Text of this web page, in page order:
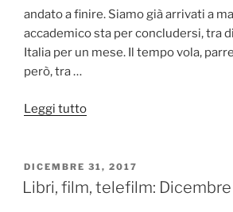
al
7
dicembre”
andato a finire. Siamo già arrivati a
accademico sta per concludersi, tra
Italia per un mese. Il tempo vola,
però, tra …
Leggi tutto“Libri,
Aprile
2018”
PUBBLICATO
IL
DICEMBRE 31, 2017
Libri, film, telefilm: